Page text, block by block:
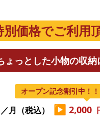
価格でご利用
っとした小物の収納
オープン記念割引中！！
月（税込） ▶ 2,000